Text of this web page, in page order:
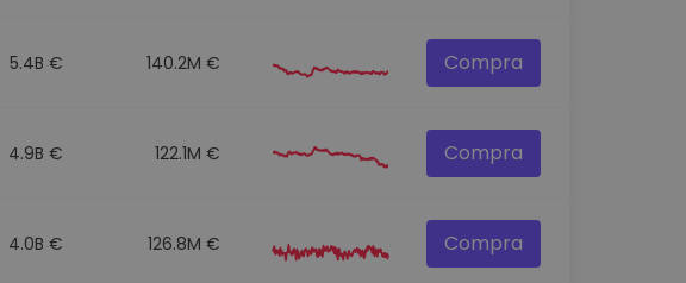
5.4B € 140.2M € Compra
4.9B € 122.1M € Compra
4.0B € 126.8M € Compra